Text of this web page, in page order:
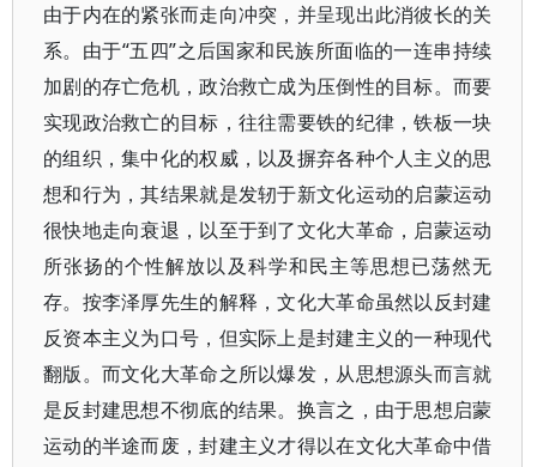
由于内在的紧张而走向冲突，并呈现出此消彼长的关
系。由于“五四”之后国家和民族所面临的一连串持续
加剧的存亡危机，政治救亡成为压倒性的目标。而要
实现政治救亡的目标，往往需要铁的纪律，铁板一块
的组织，集中化的权威，以及摒弃各种个人主义的思
想和行为，其结果就是发轫于新文化运动的启蒙运动
很快地走向衰退，以至于到了文化大革命，启蒙运动
所张扬的个性解放以及科学和民主等思想已荡然无
存。按李泽厚先生的解释，文化大革命虽然以反封建
反资本主义为口号，但实际上是封建主义的一种现代
翻版。而文化大革命之所以爆发，从思想源头而言就
是反封建思想不彻底的结果。换言之，由于思想启蒙
运动的半途而废，封建主义才得以在文化大革命中借